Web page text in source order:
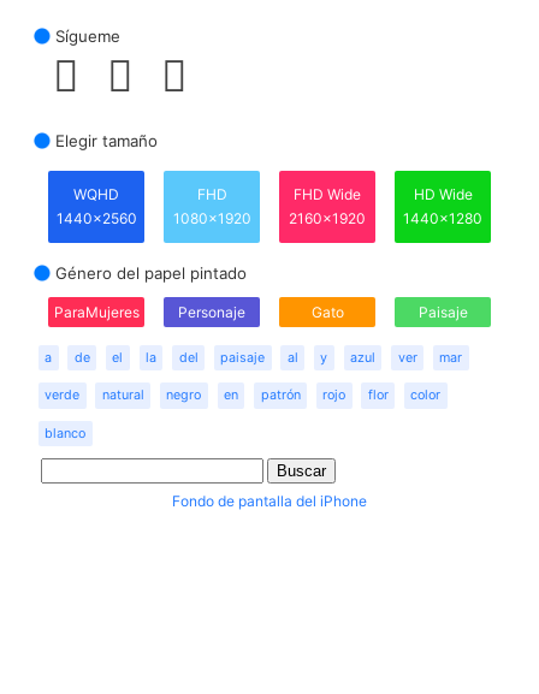
Sígueme
Elegir tamaño
WQHD
1440x2560
FHD
1080x1920
FHD Wide
2160x1920
HD Wide
1440x1280
Género del papel pintado
ParaMujeres Personaje Gato Paisaje
a de el la del paisaje al y azul ver mar
verde natural negro en patrón rojo flor color
blanco
Fondo de pantalla del iPhone